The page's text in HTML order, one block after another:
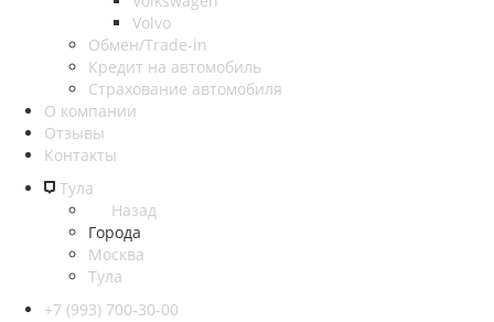
Volvo
Обмен/Trade-in
Кредит на автомобиль
Страхование автомобиля
О компании
Отзывы
Контакты
Тула
Назад
Города
Москва
Тула
+7 (993) 700-30-00